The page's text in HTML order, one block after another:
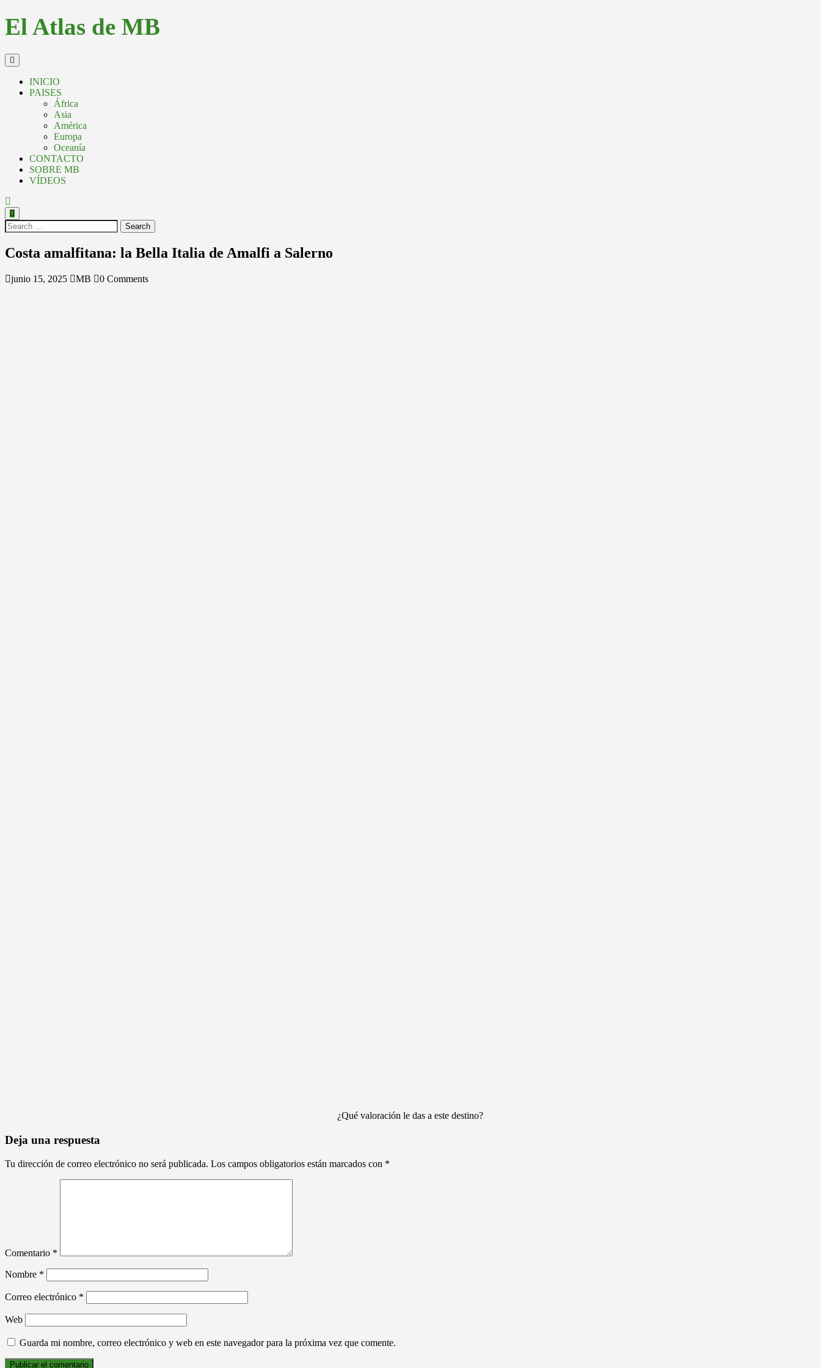
El Atlas de MB
INICIO
PAISES
África
Asia
América
Europa
Oceanía
CONTACTO
SOBRE MB
VÍDEOS
Search
Costa amalfitana: la Bella Italia de Amalfi a Salerno
junio 15, 2025 MB 0 Comments
¿Qué valoración le das a este destino?
Deja una respuesta
Tu dirección de correo electrónico no será publicada. Los campos obligatorios están marcados con *
Comentario *
Nombre *
Correo electrónico *
Web
Guarda mi nombre, correo electrónico y web en este navegador para la próxima vez que comente.